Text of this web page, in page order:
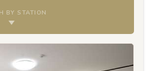
BY STATION